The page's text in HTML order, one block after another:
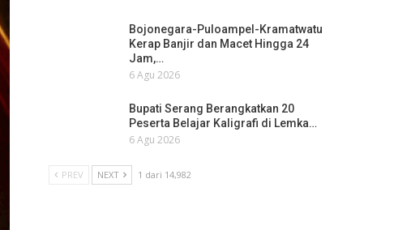
Bojonegara-Puloampel-Kramatwatu
Kerap Banjir dan Macet Hingga 24
Jam,…
6 Agu 2026
Bupati Serang Berangkatkan 20
Peserta Belajar Kaligrafi di Lemka…
6 Agu 2026
PREV NEXT 1 dari 14,982